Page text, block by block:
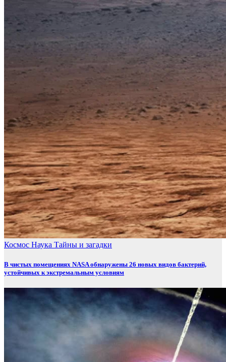
Космос Наука Тайны и загадки
В чистых помещениях NASA обнаружены 26 новых видов бактерий,
устойчивых к экстремальным условиям